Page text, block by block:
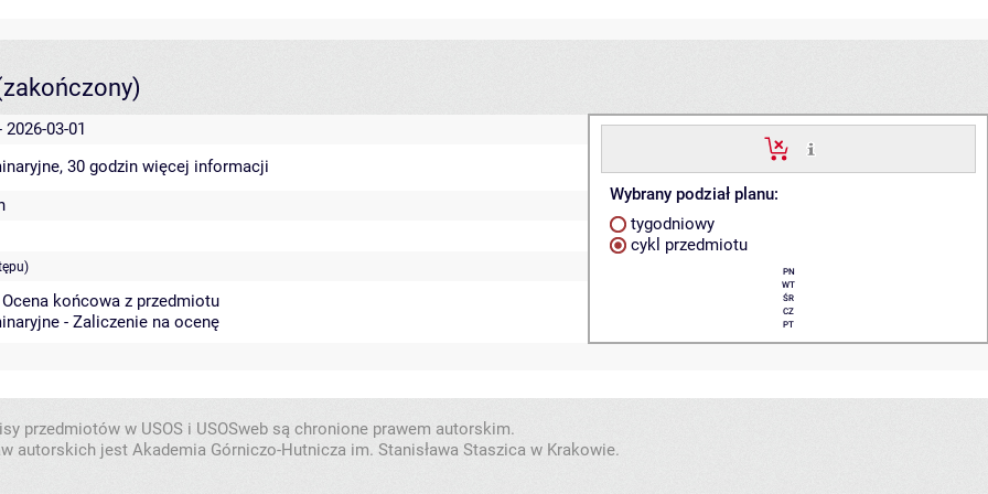
2026-03-01
Wybrany podział planu:
tygodniowy
cykl przedmiotu
PN
WT
ŚR
CZ
PT
30 godzin więcej informacji
końcowa z przedmiotu
- Zaliczenie na ocenę
przedmiotów w USOS i USOSweb są chronione prawem autorskim.
autorskich jest Akademia Górniczo-Hutnicza im. Stanisława Staszica w Krakowie.